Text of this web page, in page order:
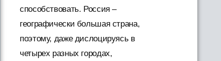
способствовать. Россия –
географически большая страна,
поэтому, даже дислоцируясь в
четырех разных городах,